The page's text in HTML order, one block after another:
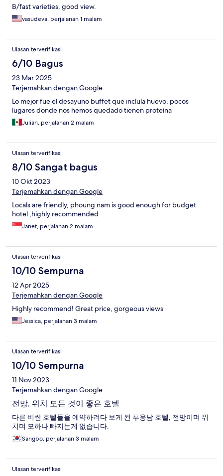
B/fast varieties, good view.
vasudeva, perjalanan 1 malam
Ulasan terverifikasi
6/10 Bagus
23 Mar 2025
Terjemahkan dengan Google
Lo mejor fue el desayuno buffet que incluía huevo, pocos
lugares donde nos hemos quedado tienen proteína
Julián, perjalanan 2 malam
Ulasan terverifikasi
8/10 Sangat bagus
10 Okt 2023
Terjemahkan dengan Google
Locals are friendly, phoung nam is good enough for budget
hotel ,highly recommended
Janet, perjalanan 2 malam
Ulasan terverifikasi
10/10 Sempurna
12 Apr 2025
Terjemahkan dengan Google
Highly recommend! Great price, gorgeous views
Jessica, perjalanan 3 malam
Ulasan terverifikasi
10/10 Sempurna
11 Nov 2023
Terjemahkan dengan Google
전망, 위치 모든 것이 좋은 호텔
다른 비싼 호텔들을 예약하려다 보게 된 푸옹남 호텔, 전망이며 위
치며 모하나 빠지는게 없습니다.
Sangbo, perjalanan 3 malam
Ulasan terverifikasi